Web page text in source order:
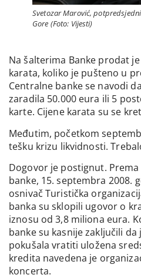
Svetozar Marović,
Gore (Foto: Vijesti)
Na šalterima Banke prodat
karata, koliko je pušteno u
Centralne banke se navodi
zaradila 50.000 eura ili 5
karte. Cijene karata su se
Međutim, početkom
tešku krizu likvidnosti.
Dogovor je postignut.
banke, 15. septembra 2008.
osnivač Turistička
banka su sklopili ugovor o
iznosu od 3,8 miliona eura.
banke su kasnije zaključili da
pokušala vratiti uložena
kredita navedena je
koncerta.